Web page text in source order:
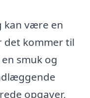
kan være en
det kommer til
smuk og
opgaver,